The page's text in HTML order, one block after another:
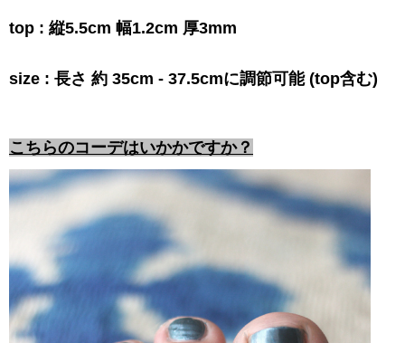
top : 縦5.5cm 幅1.2cm 厚3mm
size : 長さ 約 35cm - 37.5cmに調節可能 (top含む)
こちらのコーデはいかかですか？